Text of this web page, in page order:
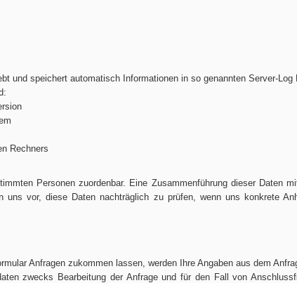
und speichert automatisch Informationen in so genannten Server-
Rechners
Personen zuordenbar. Eine Zusammenführung dieser Daten
uns vor, diese Daten nachträglich zu prüfen, wenn uns konkrete
Anfragen zukommen lassen, werden Ihre Angaben aus dem
zwecks Bearbeitung der Anfrage und für den Fall von